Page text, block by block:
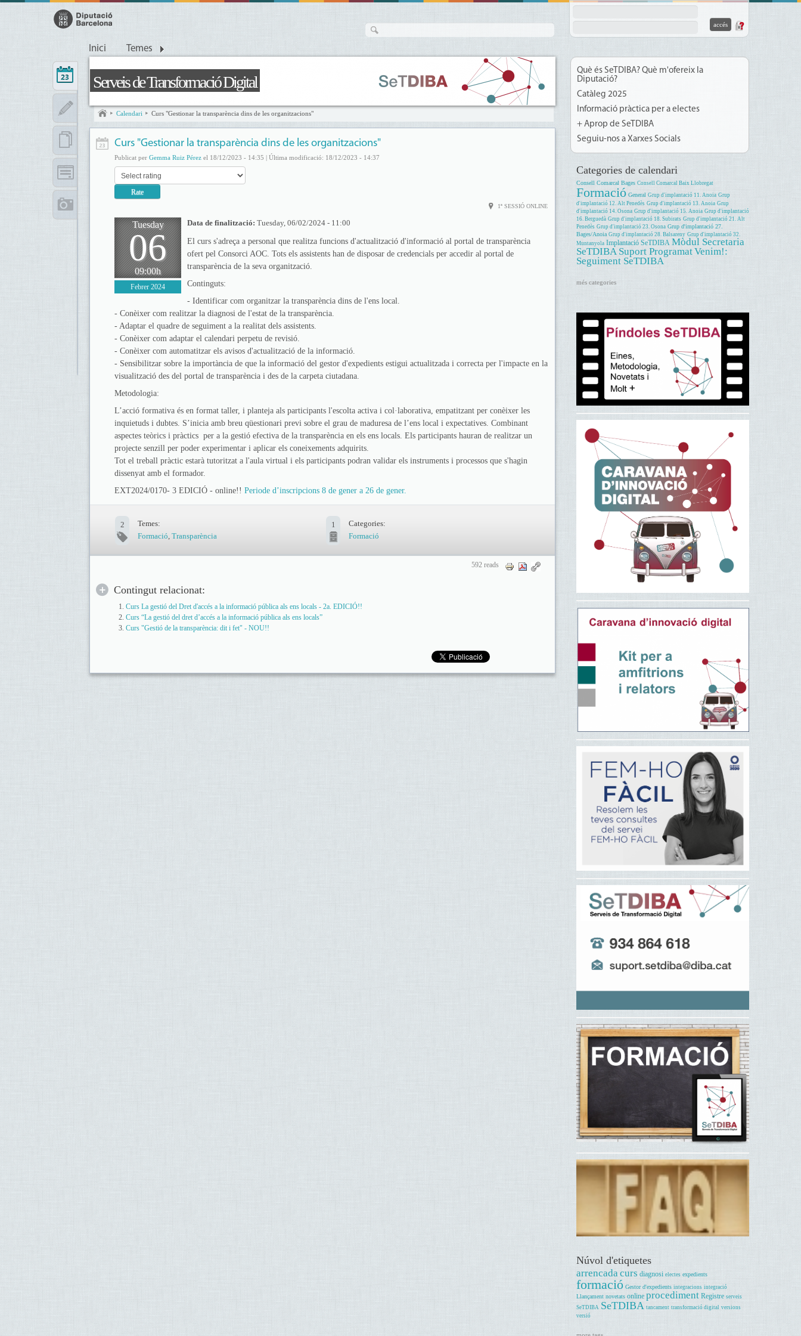
Inici Temes
Serveis de Transformació Digital
Calendari Curs "Gestionar la transparència dins de les organitzacions"
Curs "Gestionar la transparència dins de les organitzacions"
Publicat per Gemma Ruiz Pérez el 18/12/2023 - 14:35 | Última modificació: 18/12/2023 - 14:37
1ª SESSIÓ ONLINE
Tuesday
06
09:00h
Febrer 2024
Data de finalització: Tuesday, 06/02/2024 - 11:00
El curs s'adreça a personal que realitza funcions d'actualització d'informació al portal de transparència
ofert pel Consorci AOC. Tots els assistents han de disposar de credencials per accedir al portal de
transparència de la seva organització.
Continguts:
- Identificar com organitzar la transparència dins de l'ens local.
- Conèixer com realitzar la diagnosi de l'estat de la transparència.
- Adaptar el quadre de seguiment a la realitat dels assistents.
- Conèixer com adaptar el calendari perpetu de revisió.
- Conèixer com automatitzar els avisos d'actualització de la informació.
- Sensibilitzar sobre la importància de que la informació del gestor d'expedients estigui actualitzada i correcta per l'impacte en la
visualització des del portal de transparència i des de la carpeta ciutadana.
Metodologia:
L’acció formativa és en format taller, i planteja als participants l'escolta activa i col·laborativa, empatitzant per conèixer les
inquietuds i dubtes. S’inicia amb breu qüestionari previ sobre el grau de maduresa de l’ens local i expectatives. Combinant
aspectes teòrics i pràctics per a la gestió efectiva de la transparència en els ens locals. Els participants hauran de realitzar un
projecte senzill per poder experimentar i aplicar els coneixements adquirits.
Tot el treball pràctic estarà tutoritzat a l'aula virtual i els participants podran validar els instruments i processos que s'hagin
dissenyat amb el formador.
EXT2024/0170- 3 EDICIÓ - online!! Periode d’inscripcions 8 de gener a 26 de gener.
2
Temes:
Formació, Transparència
1
Categories:
Formació
592 reads
Contingut relacionat:
Curs La gestió del Dret d'accés a la informació pública als ens locals - 2a. EDICIÓ!!
Curs “La gestió del dret d’accés a la informació pública als ens locals”
Curs "Gestió de la transparència: dit i fet" - NOU!!
Què és SeTDIBA? Què m'ofereix la
Diputació?
Catàleg 2025
Informació pràctica per a electes
+ Aprop de SeTDIBA
Seguiu-nos a Xarxes Socials
Categories de calendari
Consell Comarcal Bages Consell Comarcal Baix Llobregat
Formació General Grup d'implantació 11. Anoia Grup
d'implantació 12. Alt Penedès Grup d'implantació 13. Anoia Grup
d'implantació 14. Osona Grup d'implantació 15. Anoia Grup d'implantació
16. Berguedà Grup d'implantació 18. Subirats Grup d'implantació 21. Alt
Penedès Grup d'implantació 23. Osona Grup d'implantació 27.
Bages/Anoia Grup d'implantació 28. Balsareny Grup d'implantació 32.
Muntanyola Implantació SeTDIBA Mòdul Secretaria
SeTDIBA Suport ProgramatVenim!:
Seguiment SeTDIBA
més categories
Núvol d'etiquetes
arrencada curs diagnosi electes expedients
formació Gestor d'expedients integracions integració
Llançament novetats online procediment Registre serveis
SeTDIBA SeTDIBA tancament transformació digital versions
versió
more tags